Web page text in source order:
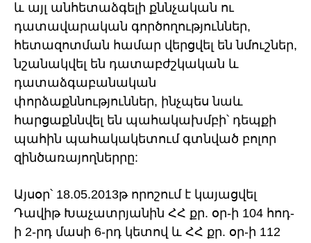
և այլ անհետաձգելի քննչական ու
դատավարական գործողություններ,
հետազոտման համար վերցվել են նմուշներ,
նշանակվել են դատաբժշկական և
դատաձգաբանական
փորձաքննություններ, ինչպես նաև
հարցաքննվել են պահակախմբի՝ դեպքի
պահին պահակակետում գտնված բոլոր
զինծառայողներրը:
Այսօր՝ 18.05.2013թ որոշում է կայացվել
Դավիթ Խաչատրյանին ՀՀ քր. օր-ի 104 հոդ-
ի 2-րդ մասի 6-րդ կետով և ՀՀ քր. օր-ի 112